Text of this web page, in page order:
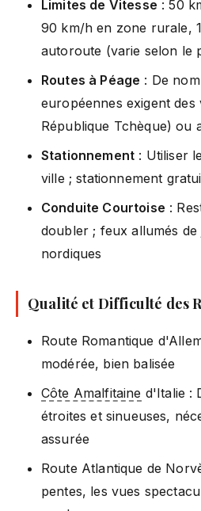
Limites de Vitesse : 50
90 km/h en zone rurale,
autoroute (varie selon le
Routes à Péage : De
européennes exigent
République Tchèque) ou
Stationnement : Utiliser
ville ; stationnement
Conduite Courtoise :
doubler ; feux allumés
nordiques
Qualité et Difficulté des
Route Romantique
modérée, bien balisée
Côte Amalfitaine d'Italie :
étroites et sinueuses,
assurée
Route Atlantique de
pentes, les vues